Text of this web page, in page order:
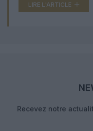
LIRE L'ARTICLE
Recevez notre